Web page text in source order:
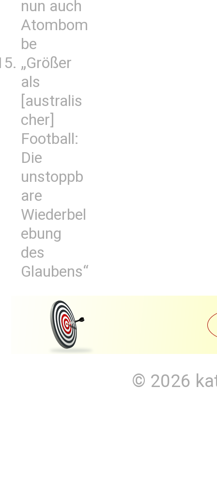
nun auch
Atombom
be
„Größer
als
[australis
cher]
Football:
Die
unstoppb
are
Wiederbel
ebung
des
Glaubens“
© 2026